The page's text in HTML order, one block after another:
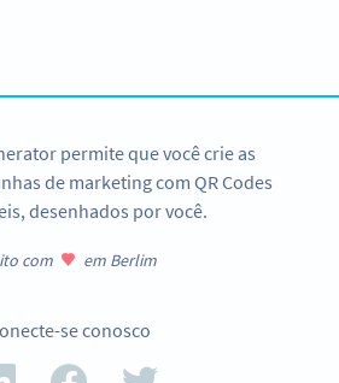
permite que você crie as
de marketing com QR Codes
desenhados por você.
com em Berlim
se conosco